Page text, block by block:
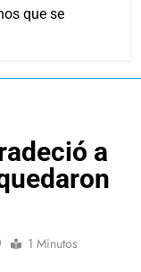
que se
a
1 Minutos